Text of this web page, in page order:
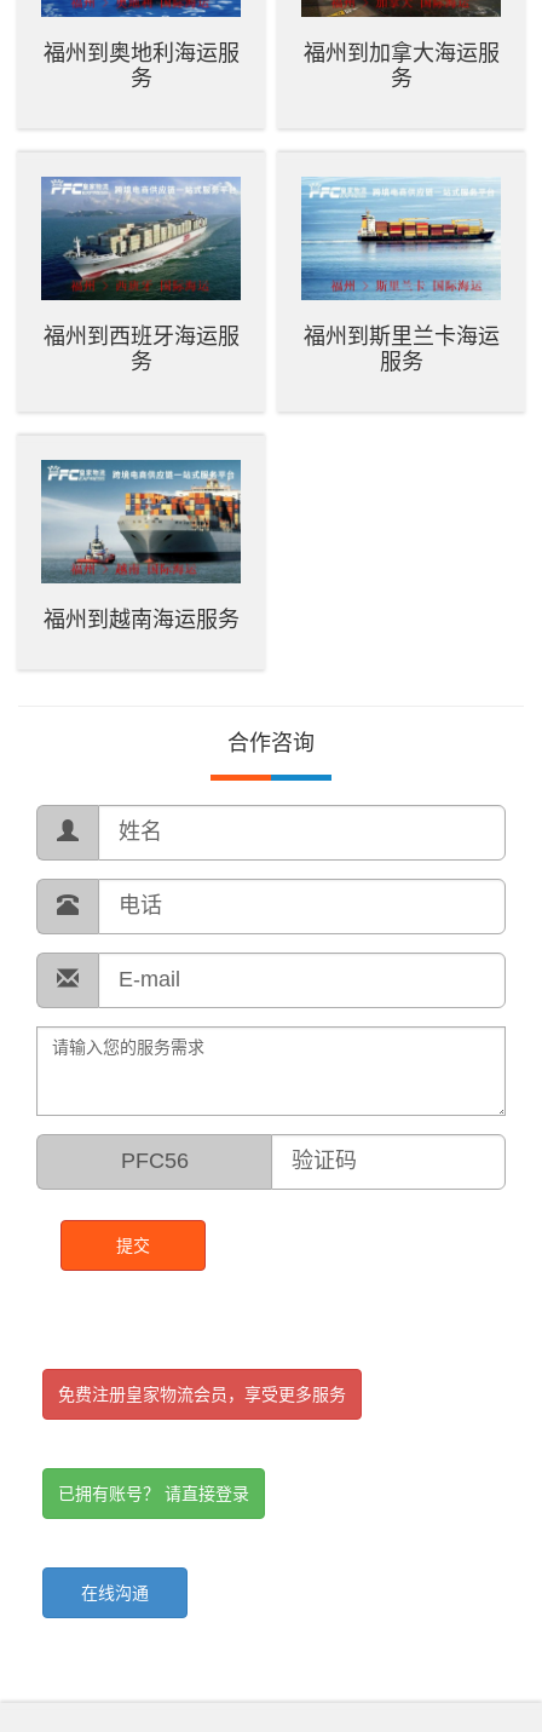
福州到奥地利海运服
务
福州到加拿大海运服
务
福州到西班牙海运服
务
福州到斯里兰卡海运
服务
福州到越南海运服务
合作咨询
PFC56
提交
免费注册皇家物流会员，享受更多服务
已拥有账号？ 请直接登录
在线沟通